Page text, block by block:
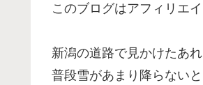
このブログはアフィリエ
新潟の道路で見かけたあれ
普段雪があまり降らない